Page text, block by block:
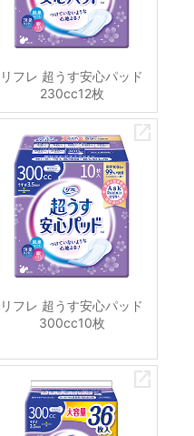
リフレ 超うす安心パッド
230cc12枚
リフレ 超うす安心パッド
300cc10枚